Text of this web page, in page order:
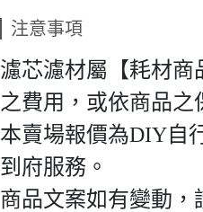
注意事項
濾芯濾材屬【耗材
之費用，或依商品之
本賣場報價為DIY自
到府服務。
商品文案如有變動，